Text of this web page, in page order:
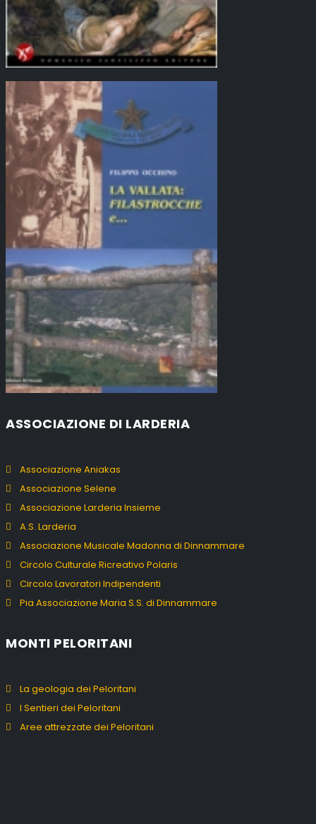
ASSOCIAZIONE DI LARDERIA
Associazione Aniakas
Associazione Selene
Associazione Larderia Insieme
A.S. Larderia
Associazione Musicale Madonna di Dinnammare
Circolo Culturale Ricreativo Polaris
Circolo Lavoratori Indipendenti
Pia Associazione Maria S.S. di Dinnammare
MONTI PELORITANI
La geologia dei Peloritani
I Sentieri dei Peloritani
Aree attrezzate dei Peloritani